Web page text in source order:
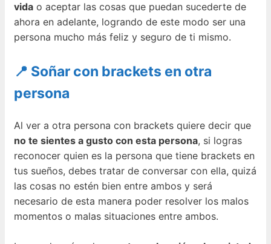
vida o aceptar las cosas que puedan sucederte de
ahora en adelante, logrando de este modo ser una
persona mucho más feliz y seguro de ti mismo.
📍 Soñar con brackets en otra
persona
Al ver a otra persona con brackets quiere decir que
no te sientes a gusto con esta persona, si logras
reconocer quien es la persona que tiene brackets en
tus sueños, debes tratar de conversar con ella, quizá
las cosas no estén bien entre ambos y será
necesario de esta manera poder resolver los malos
momentos o malas situaciones entre ambos.